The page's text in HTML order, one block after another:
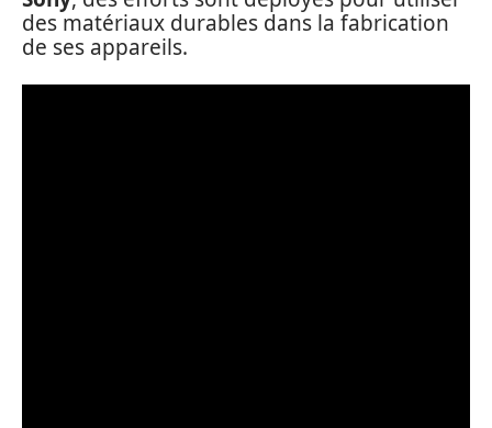
des matériaux durables dans la fabrication
de ses appareils.